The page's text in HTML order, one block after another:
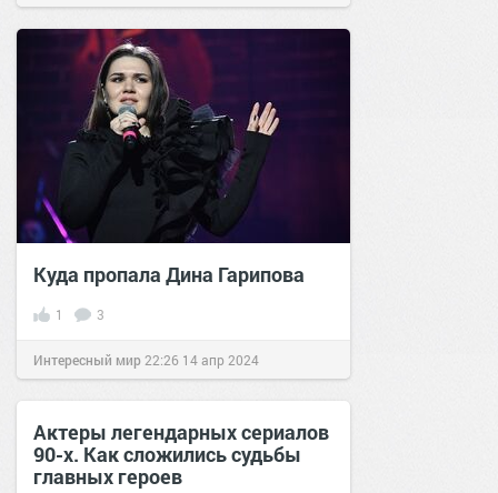
Куда пропала Дина Гарипова
1 3
Интересный мир22:26 14 апр 2024
Актеры легендарных сериалов
90-х. Как сложились судьбы
главных героев